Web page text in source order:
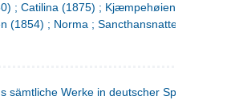
; Catilina (1875) ; Kjæmpehøien (1850) ;
(1854) ; Norma ; Sancthansnatten
sämtliche Werke in deutscher Sprache. 2